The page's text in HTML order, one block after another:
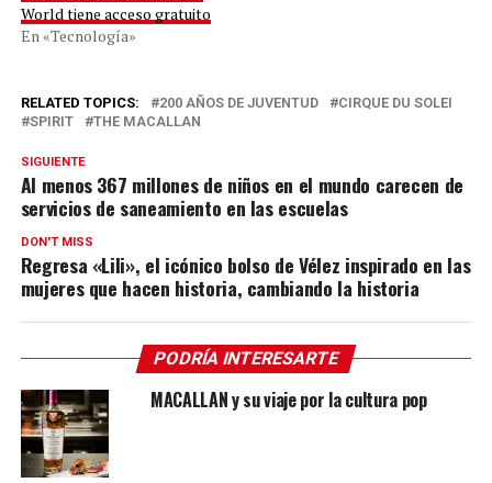
World tiene acceso gratuito
En «Tecnología»
RELATED TOPICS: 200 AÑOS DE JUVENTUD
CIRQUE DU SOLEI
SPIRIT
THE MACALLAN
SIGUIENTE
Al menos 367 millones de niños en el mundo carecen de
servicios de saneamiento en las escuelas
DON'T MISS
Regresa «Lili», el icónico bolso de Vélez inspirado en las
mujeres que hacen historia, cambiando la historia
PODRÍA INTERESARTE
MACALLAN y su viaje por la cultura pop